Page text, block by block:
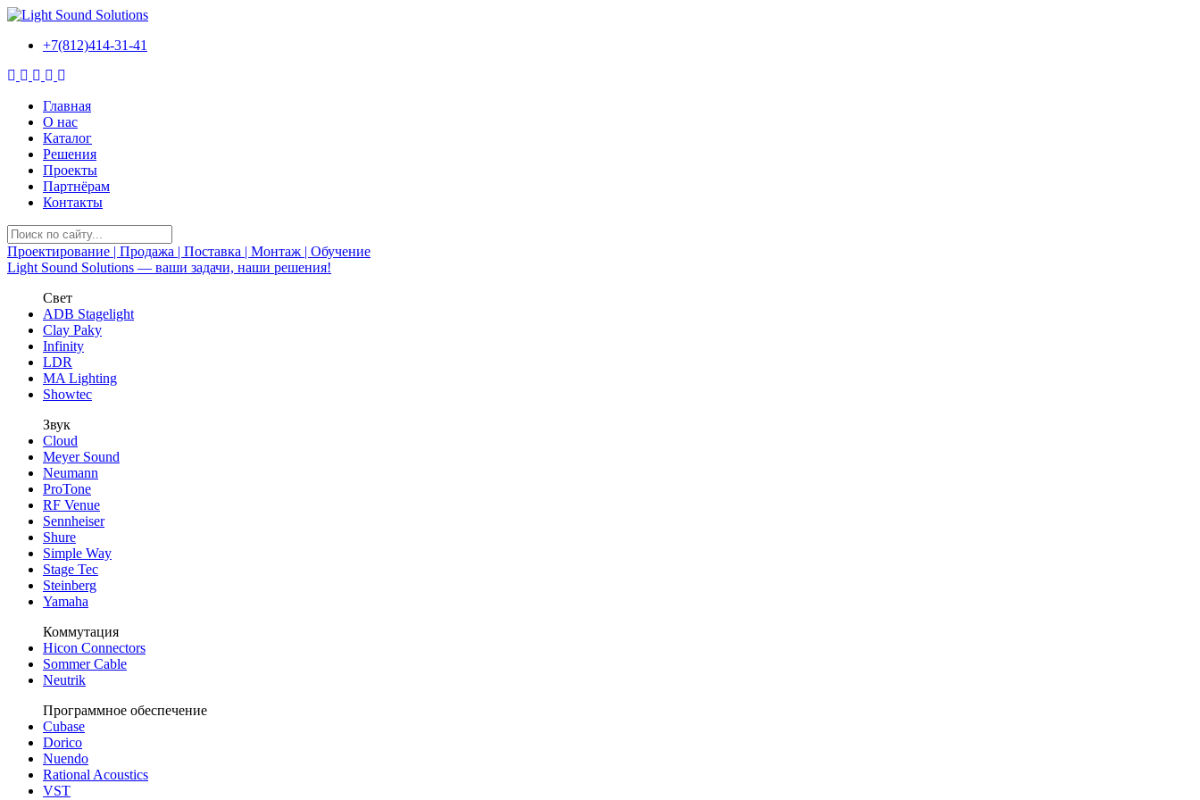
+7(812)414-31-41
Главная
О нас
Каталог
Решения
Проекты
Партнёрам
Контакты
Проектирование | Продажа | Поставка | Монтаж | Обучение
Light Sound Solutions — ваши задачи, наши решения!
Свет
ADB Stagelight
Clay Paky
Infinity
LDR
MA Lighting
Showtec
Звук
Cloud
Meyer Sound
Neumann
ProTone
RF Venue
Sennheiser
Shure
Simple Way
Stage Tec
Steinberg
Yamaha
Коммутация
Hicon Connectors
Sommer Cable
Neutrik
Программное обеспечение
Cubase
Dorico
Nuendo
Rational Acoustics
VST